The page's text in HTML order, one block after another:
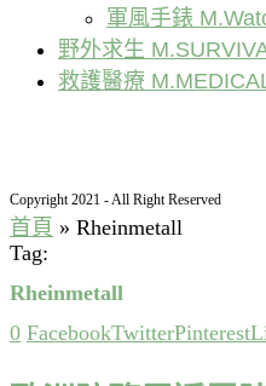
軍風手錶
野外求生
救護醫療
Copyright 2021 - All Right Reserved
首頁 » Rheinmetall
Tag:
Rheinmetall
0 FacebookTwitterPinterest